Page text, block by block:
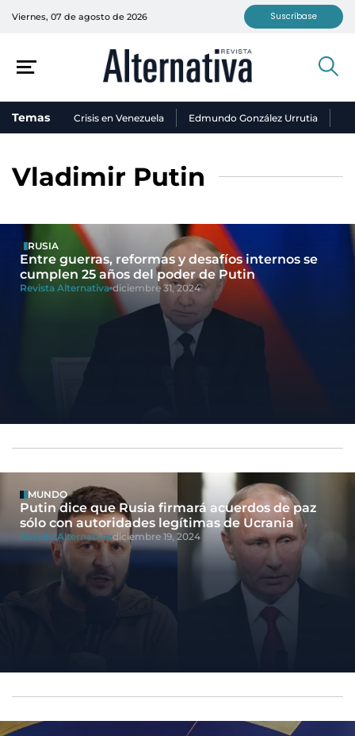
Viernes, 07 de agosto de 2026 Suscríbase
Temas Crisis en Venezuela Edmundo González Urrutia
Vladimir Putin
RUSIA
Entre guerras, reformas y desafíos internos se
cumplen 25 años del poder de Putin
Revista Alternativa diciembre 31, 2024
MUNDO
Putin dice que Rusia firmará acuerdos de paz
sólo con autoridades legítimas de Ucrania
Revista Alternativa diciembre 19, 2024